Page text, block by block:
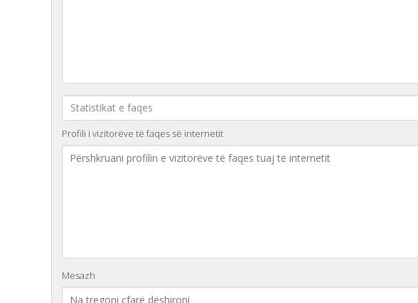
Profili i vizitorëve të faqes së internetit
Mesazh